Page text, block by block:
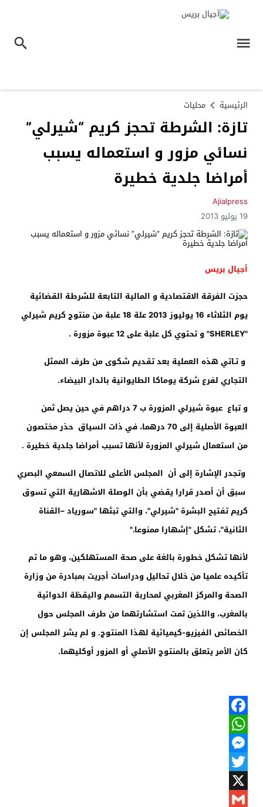
الرئيسية محليات
تازة: الشرطة تحجز كريم “شيرلي”
نسائي مزور و استعماله يسبب
أمراضا جلدية خطيرة
Ajialpress
19 يوليو 2013
أجيال بريس
حجزت الفرقة الاقتصادية و المالية التابعة للشرطة القضائية
يوم الثلاثاء 16 يوليوز 2013 علة 18 علبة من منتوج كريم شيرلي
"
SHERLEY" و تحتوي كل علبة على 12 عبوة مزورة .
و تـاتي هذه العملية بعد تقديم شكوى من طرف الممثل
التجاري لفرع شركة يوماكا الطايوانية بالدار البيضاء.
و تباع عبوة شيرلي المزورة ب 7 دراهم في حين يصل ثمن
العبوة الأصلية إلى 70 درهما، في ذات السياق حذر مختصون
من استعمال شيرلي المزورة لأنها تسبب أمراضا جلدية خطيرة .
وتجدر الإشارة إلى أن المجلس الأعلى للاتصال السمعي البصري
سبق أن أصدر قرارا يقضي بأن الوصلة الاشهارية التي تسوق
كريم تفتيح البشرة "شيرلي"، والتي تبثها "سورياد–القناة
الثانية"، تشكل "إشهارا ممنوعا".
لأنها تشكل خطورة بالغة على صحة المستهلكين، وهو ما تم
تأكيده علميا من خلال تحاليل ودراسات أجريت بمبادرة من وزارة
الصحة والمركز المغربي لمحاربة التسمم واليقظة الدوائية
بالمغرب، واللذين تمت استشارتهما من طرف المجلس حول
الخصائص الفيزيو-كيميائية لهذا المنتوج. و لم يشر المجلس إن
كان الأمر يتعلق بالمنتوج الأصلي أو المزور أوكليهما.
Facebook
WhatsApp
Messenger
Twitter
X